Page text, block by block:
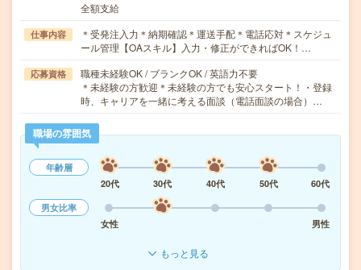
全額支給
仕事内容
＊受発注入力＊納期確認＊運送手配＊電話応対＊スケジュ
ール管理【OAスキル】入力・修正ができればOK！…
応募資格
職種未経験OK / ブランクOK / 英語力不要
＊未経験の方歓迎＊未経験の方でも安心スタート！・登録
時、キャリアを一緒に考える面談（電話面談の場合）…
職場の雰囲気
年齢層
20代
30代 40代 50代
60代
男女比率
女性
男性
もっと見る